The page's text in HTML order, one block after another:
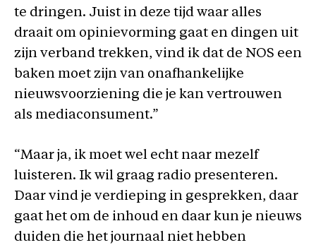
te dringen. Juist in deze tijd waar alles
draait om opinievorming gaat en dingen uit
zijn verband trekken, vind ik dat de NOS een
baken moet zijn van onafhankelijke
nieuwsvoorziening die je kan vertrouwen
als mediaconsument.”
“Maar ja, ik moet wel echt naar mezelf
luisteren. Ik wil graag radio presenteren.
Daar vind je verdieping in gesprekken, daar
gaat het om de inhoud en daar kun je nieuws
duiden die het journaal niet hebben